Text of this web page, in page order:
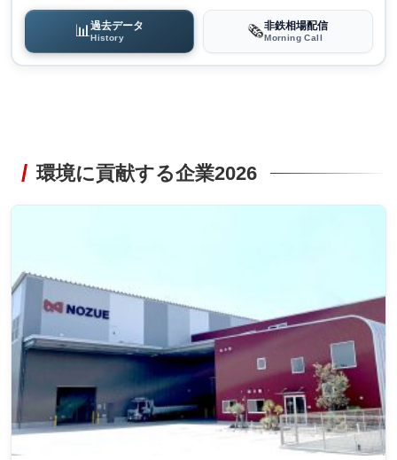
📊過去データ
History 🗞️非鉄相場配信
Morning Call
環境に貢献する企業2026